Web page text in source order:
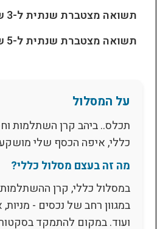
תשואה מצטברת שנתית ל-3 שנים:
תשואה מצטברת שנתית ל-5 שנים:
על המסלול
תכלס.. ביהב קרן השתלמות
כללי, איפה הכסף שלי
מה זה בעצם מסלול כללי?
במסלול כללי, קרן
במגוון רחב של נכסים -
ועוד. במקום להתמקד